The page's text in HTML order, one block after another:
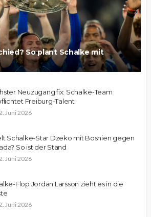
So plant Schalke mit
Neuzugang fix: Schalke-Team
Freiburg-Talent
Juni 2026
Schalke-Star Dzeko mit Bosnien gegen
So ist der Stand
Juni 2026
Flop Jordan Larsson zieht es in die
Juni 2026